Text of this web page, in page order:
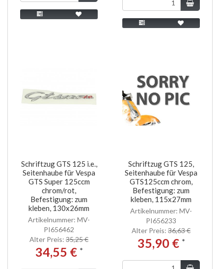
Schriftzug GTS 125 i.e.,
Seitenhaube für Vespa
GTS Super 125ccm
chrom/rot,
Befestigung: zum
kleben, 130x26mm
Artikelnummer: MV-
PI656462
Alter Preis: 35,25 €
34,55 € *
Schriftzug GTS 125,
Seitenhaube für Vespa
GTS125ccm chrom,
Befestigung: zum
kleben, 115x27mm
Artikelnummer: MV-
PI656233
Alter Preis: 36,63 €
35,90 € *